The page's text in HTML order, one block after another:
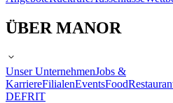
ÜBER MANOR
Unser UnternehmenJobs &
KarriereFilialenEventsFood
DEFRIT